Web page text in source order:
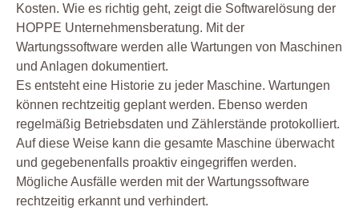
Kosten. Wie es richtig geht, zeigt die Softwarelösung der
HOPPE Unternehmensberatung. Mit der
Wartungssoftware werden alle Wartungen von Maschinen
und Anlagen dokumentiert.
Es entsteht eine Historie zu jeder Maschine. Wartungen
können rechtzeitig geplant werden. Ebenso werden
regelmäßig Betriebsdaten und Zählerstände protokolliert.
Auf diese Weise kann die gesamte Maschine überwacht
und gegebenenfalls proaktiv eingegriffen werden.
Mögliche Ausfälle werden mit der Wartungssoftware
rechtzeitig erkannt und verhindert.